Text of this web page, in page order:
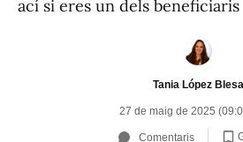
ací si eres un dels beneficiaris
Tania López Blesa
27 de maig de 2025
Comentaris